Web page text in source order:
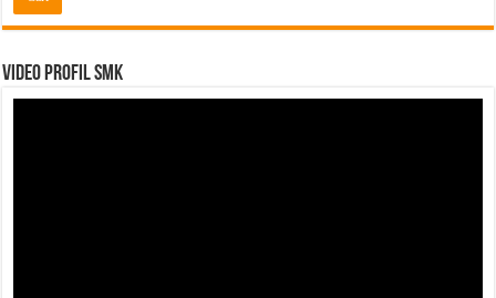
Video Profil SMK